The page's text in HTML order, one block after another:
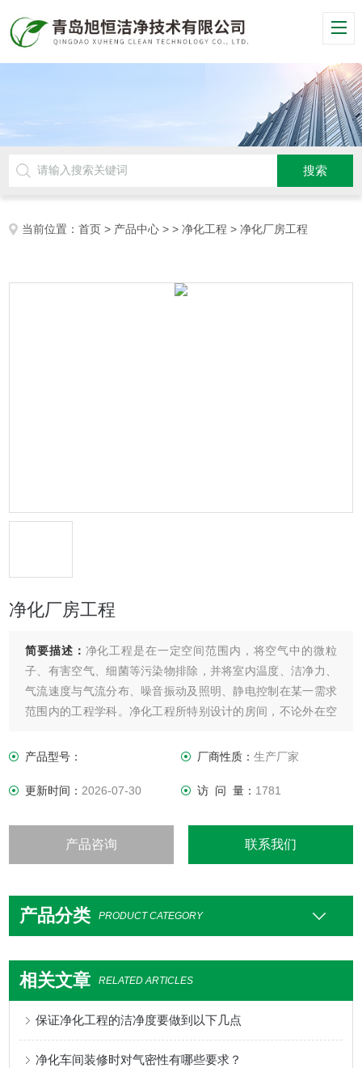
当前位置：首页 > 产品中心 > >净化工程 > 净化厂房工程
净化厂房工程
简要描述： 净化工程是在一定空间范围内，将空气中的微粒
子、有害空气、细菌等污染物排除，并将室内温度、洁净力、
气流速度与气流分布、噪音振动及照明、静电控制在某一需求
范围内的工程学科。净化工程所特别设计的房间，不论外在空
温湿度及压力等性能。
产品型号： 厂商性质： 生产厂家
更新时间：2026-07-30 访 问 量： 1781
产品咨询 联系我们
产品分类 PRODUCT CATEGORY
相关文章 RELATED ARTICLES
保证净化工程的洁净度要做到以下几点
净化车间装修时对气密性有哪些要求？